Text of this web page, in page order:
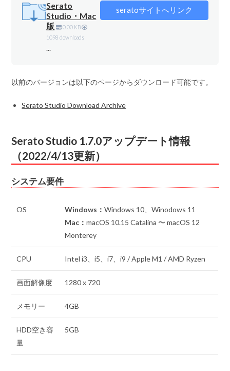
Serato
Studio・Mac
版
0.00 KB
1098 downloads
...
seratoサイトへリンク
以前のバージョンは以下のページからダウンロード可能です。
Serato Studio Download Archive
Serato Studio 1.7.0アップデート情報
（2022/4/13更新）
システム要件
OS Windows：Windows 10、Winodows 11
Mac：macOS 10.15 Catalina 〜 macOS 12
Monterey
CPU Intel i3、i5、i7、i9 / Apple M1 / AMD Ryzen
画面解像度 1280 x 720
メモリー 4GB
HDD空き容
量
5GB